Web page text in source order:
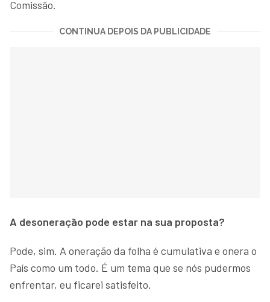
Comissão.
CONTINUA DEPOIS DA PUBLICIDADE
A desoneração pode estar na sua proposta?
Pode, sim. A oneração da folha é cumulativa e onera o
País como um todo. É um tema que se nós pudermos
enfrentar, eu ficarei satisfeito.